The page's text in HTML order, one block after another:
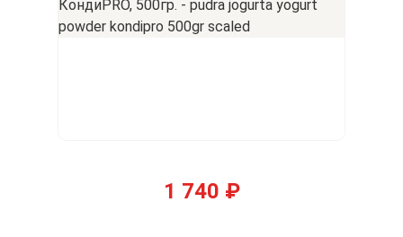
1 740 ₽